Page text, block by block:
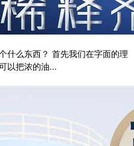
什么东西？ 首先我们在字面的理
以把浓的油...